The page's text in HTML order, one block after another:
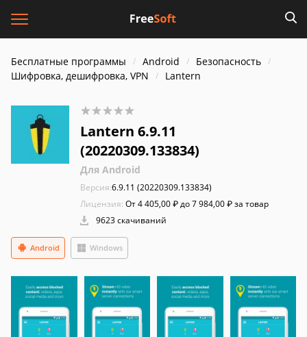
Бесплатные программы Android
Безопасность
Шифровка, дешифровка, VPN
Lantern
Lantern 6.9.11
(20220309.133834)
Для Android
Версия:6.9.11 (20220309.133834)
Лицензия: От 4 405,00 ₽ до 7 984,00 ₽ за товар
9623 скачиваний
Android Windows